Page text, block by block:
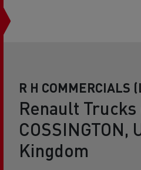
R H COMMERCIALS
Renault
COSSINGTON,
Kingdom